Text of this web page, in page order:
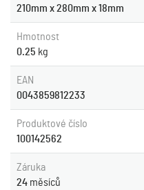
210mm x 280mm x 18mm
Hmotnost
0.25 kg
EAN
0043859812233
Produktové číslo
100142562
Záruka
24 měsíců